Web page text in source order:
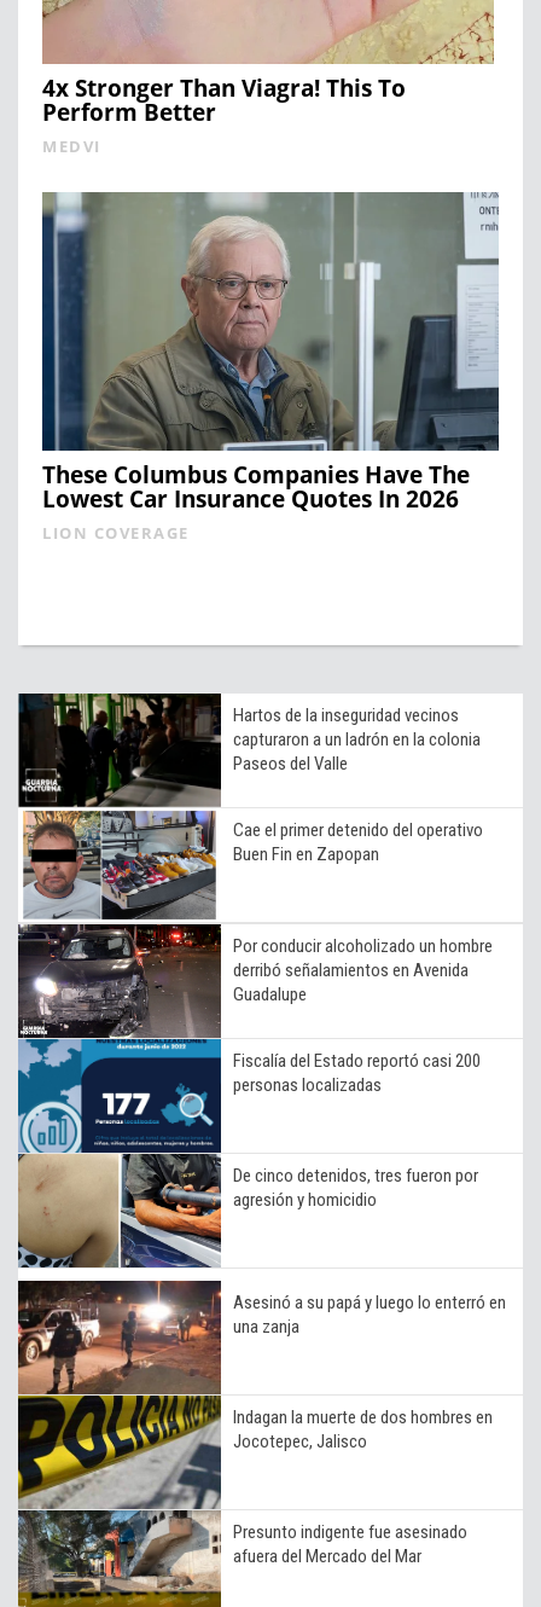
4x Stronger Than Viagra! This To
Perform Better
MEDVI
These Columbus Companies Have The
Lowest Car Insurance Quotes In 2026
LION COVERAGE
Hartos de la inseguridad vecinos
capturaron a un ladrón en la colonia
Paseos del Valle
Cae el primer detenido del operativo
Buen Fin en Zapopan
Por conducir alcoholizado un hombre
derribó señalamientos en Avenida
Guadalupe
Fiscalía del Estado reportó casi 200
personas localizadas
De cinco detenidos, tres fueron por
agresión y homicidio
Asesinó a su papá y luego lo enterró en
una zanja
Indagan la muerte de dos hombres en
Jocotepec, Jalisco
Presunto indigente fue asesinado
afuera del Mercado del Mar